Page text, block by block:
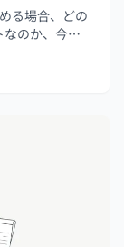
る場合、どの
のか、今ま
開発周りでど